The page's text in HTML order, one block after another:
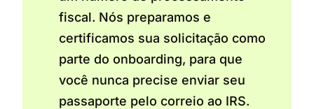
fiscal. Nós preparamos e
certificamos sua solicitação como
parte do onboarding, para que
você nunca precise enviar seu
passaporte pelo correio ao IRS.